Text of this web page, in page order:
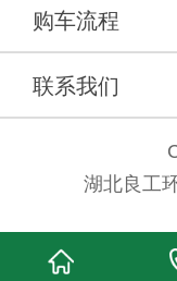
购车流程
联系我们
湖北良工